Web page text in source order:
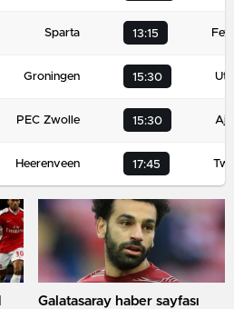
Sparta 13:15
Groningen 15:30
PEC Zwolle 15:30
Heerenveen 17:45
Galatasaray haber sayfası